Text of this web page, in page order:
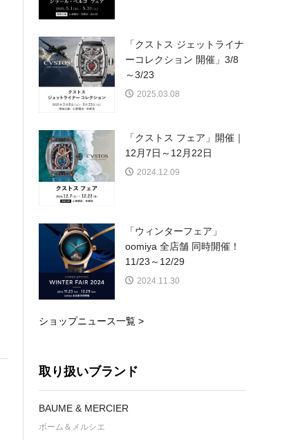
「クストス ジェットライナ
ーコレクション 開催」3/8
～3/23
2025.03.08
「クストス フェア」開催｜
12月7日～12月22日
2024.12.09
「ウィンターフェア」
oomiya 全店舗 同時開催！
11/23～12/29
2024.11.30
ショップニュース一覧 >
取り扱いブランド
BAUME & MERCIER
ボーム＆メルシエ